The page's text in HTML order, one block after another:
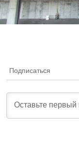
Подписаться